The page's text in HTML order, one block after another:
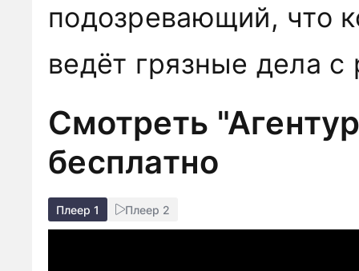
подозревающий, что
ведёт грязные дела
Смотреть
бесплатно
Плеер 1 Плеер 2